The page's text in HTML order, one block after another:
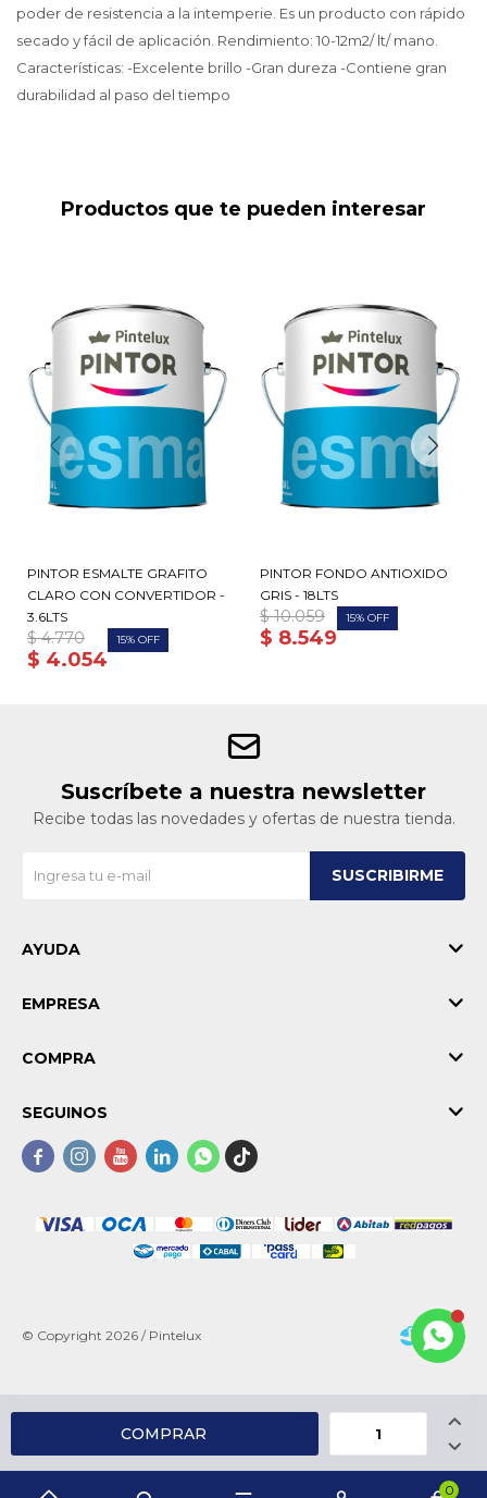
0
COMPRAR


poder de resistencia a la intemperie. Es un producto con rápido
secado y fácil de aplicación. Rendimiento: 10-12m2/ lt/ mano.
Características: -Excelente brillo -Gran dureza -Contiene gran
durabilidad al paso del tiempo
Productos que te pueden interesar
PINTOR ESMALTE GRAFITO
CLARO CON CONVERTIDOR -
3.6LTS
$ 4.054
$ 4.770 15
PINTOR FONDO ANTIOXIDO
GRIS - 18LTS
$ 8.549
$ 10.059 15
Suscríbete a nuestra newsletter
Recibe todas las novedades y ofertas de nuestra tienda.
SUSCRIBIRME
AYUDA
EMPRESA
COMPRA
SEGUINOS
    
© Copyright 2026 / Pintelux
Fenicio